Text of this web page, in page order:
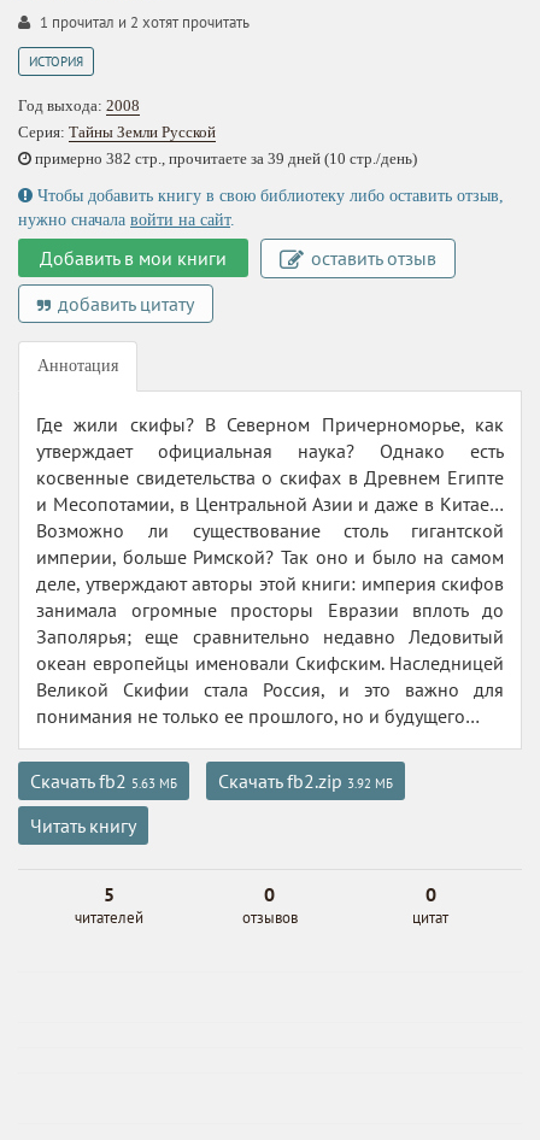
1 прочитал и 2 хотят прочитать
ИСТОРИЯ
Год выхода: 2008
Серия: Тайны Земли Русской
примерно 382 стр., прочитаете за 39 дней (10 стр./день)
Чтобы добавить книгу в свою библиотеку либо оставить отзыв,
нужно сначала войти на сайт.
Добавить в мои книги
оставить отзыв
добавить цитату
Аннотация
Где жили скифы? В Северном Причерноморье, как
утверждает официальная наука? Однако есть
косвенные свидетельства о скифах в Древнем Египте
и Месопотамии, в Центральной Азии и даже в Китае…
Возможно ли существование столь гигантской
империи, больше Римской? Так оно и было на самом
деле, утверждают авторы этой книги: империя скифов
занимала огромные просторы Евразии вплоть до
Заполярья; еще сравнительно недавно Ледовитый
океан европейцы именовали Скифским. Наследницей
Великой Скифии стала Россия, и это важно для
понимания не только ее прошлого, но и будущего…
Скачать fb2 5.63 МБ Скачать fb2.zip 3.92 МБ
Читать книгу
5
читателей
0
отзывов
0
цитат